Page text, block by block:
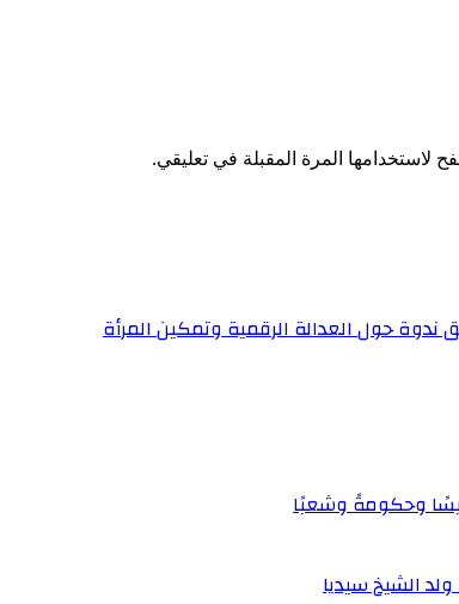
لاستخدامها المرة المقبلة في تعليقي.
ندوة حول العدالة الرقمية وتمكين المرأة
وحكومةً وشعبًا
الشيخ سيديا